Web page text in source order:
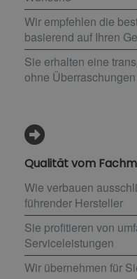
Wir empfehlen die
basierend auf Ihren
Sie erhalten eine
ohne Überraschungen
Qualität vom
Wie verbauen
führender Hersteller
Sie profitieren von
Serviceleistungen
Wir übernehmen für